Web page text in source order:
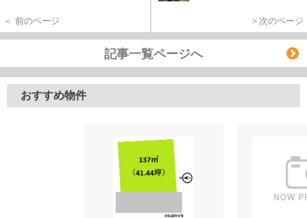
＜ 前のページ ＞次のページ
記事一覧ページへ
おすすめ物件